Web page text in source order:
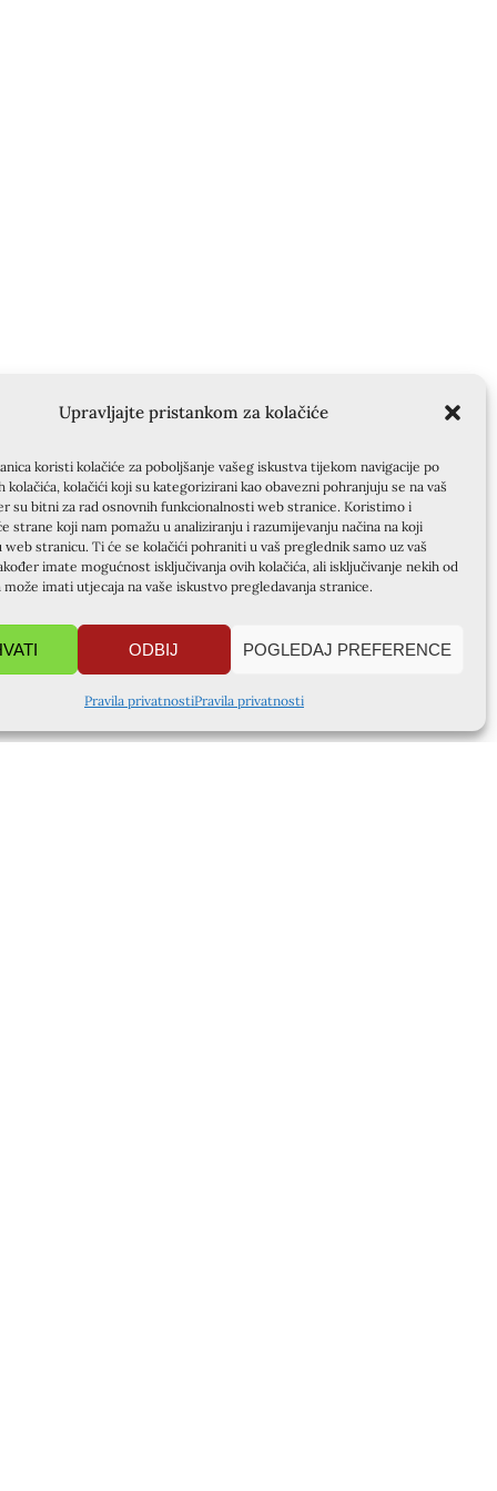
Upravljajte pristankom za kolačiće
koristi kolačiće za poboljšanje vašeg iskustva tijekom navigacije po
kolačića, kolačići koji su kategorizirani kao obavezni pohranjuju se na vaš
su bitni za rad osnovnih funkcionalnosti web stranice. Koristimo i
strane koji nam pomažu u analiziranju i razumijevanju načina na koji
stranicu. Ti će se kolačići pohraniti u vaš preglednik samo uz vaš
imate mogućnost isključivanja ovih kolačića, ali isključivanje nekih od
može imati utjecaja na vaše iskustvo pregledavanja stranice.
ODBIJ POGLEDAJ PREFERENCE
Pravila privatnostiPravila privatnosti